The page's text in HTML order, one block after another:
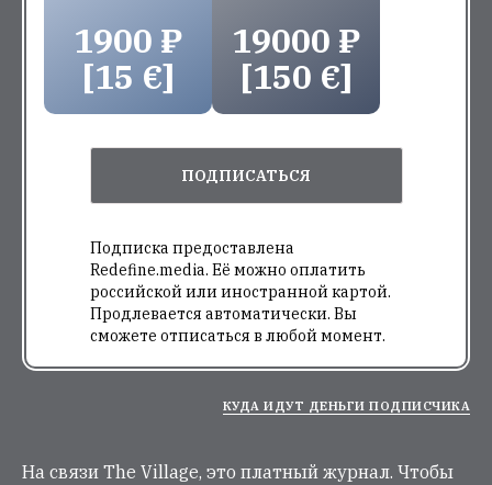
1900 ₽
[15 €]
19000 ₽
[150 €]
ПОДПИСАТЬСЯ
Подписка предоставлена
Redefine.media. Её можно оплатить
российской или иностранной картой.
Продлевается автоматически. Вы
сможете отписаться в любой момент.
КУДА ИДУТ ДЕНЬГИ ПОДПИСЧИКА
На связи The Village, это платный журнал. Чтобы